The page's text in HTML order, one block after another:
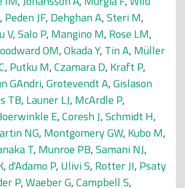
, Peden JF, Dehghan A,Steri M,
V,Salo P, Mangino M, Rose LM,
OM,Okada Y, Tin A, Müller
, Putku M,Czamara D, Kraft P,
GAndri,Grotevendt A,Gislason
TB, Launer LJ, McArdle P,
E,Coresh J,Schmidt H,
NG, Montgomery GW, Kubo M,
T, Munroe PB,Samani NJ,
,d'Adamo P, Ulivi S, Rotter JI, Psaty
P,Waeber G,Campbell S,